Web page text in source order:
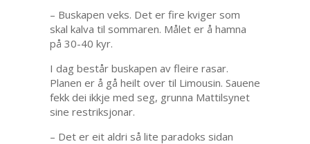
– Buskapen veks. Det er fire kviger som
skal kalva til sommaren. Målet er å hamna
på 30-40 kyr.
I dag består buskapen av fleire rasar.
Planen er å gå heilt over til Limousin. Sauene
fekk dei ikkje med seg, grunna Mattilsynet
sine restriksjonar.
– Det er eit aldri så lite paradoks sidan